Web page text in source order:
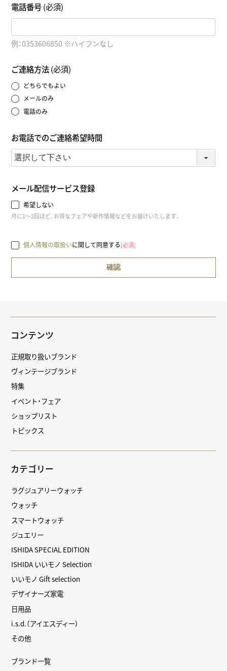
電話番号(必須)
例：0353606850 ※ハイフンなし
ご連絡方法(必須)
どちらでもよい
メールのみ
電話のみ
お電話でのご連絡希望時間
メール配信サービス登録
希望しない
月に1～2回ほど、お得なフェアや新作情報などをお届けいたします。
個人情報の取扱いに関して同意する[必須]
コンテンツ
正規取り扱いブランド
ヴィンテージブランド
特集
イベント・フェア
ショップリスト
トピックス
カテゴリー
ラグジュアリーウォッチ
ウォッチ
スマートウォッチ
ジュエリー
ISHIDA SPECIAL EDITION
ISHIDA いいモノ Selection
いいモノ Gift selection
デザイナーズ家電
日用品
i.s.d.（アイエスディー）
その他
ブランド一覧